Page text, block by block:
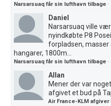
Narsarsuaq får sin lufthavn tilbage
Daniel
Narsarsuaq ville
nyindkøbte P8
forpladsen, masser
hangarer, 1800m...
Narsarsuaq får sin lufthavn tilbage ·
Allan
Mener der var
afgivet et bud på
Air France-KLM